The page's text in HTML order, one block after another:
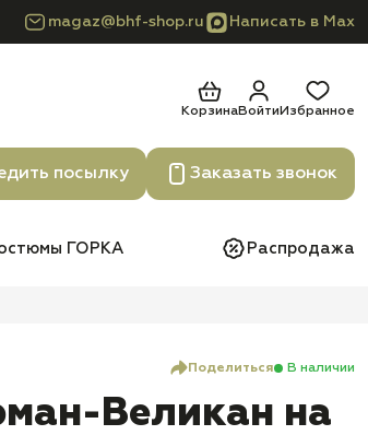
magaz@bhf-shop.ru Написать в Max
КорзинаВойти Избранное
посылку Заказать звонок
ГОРКА Распродажа
Поделиться В наличии
Великан на